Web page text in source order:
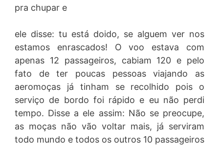
pra chupar e
ele disse: tu está doido, se alguem ver nos
estamos enrascados! O voo estava com
apenas 12 passageiros, cabiam 120 e pelo
fato de ter poucas pessoas viajando as
aeromoças já tinham se recolhido pois o
serviço de bordo foi rápido e eu não perdi
tempo. Disse a ele assim: Não se preocupe,
as moças não vão voltar mais, já serviram
todo mundo e todos os outros 10 passageiros